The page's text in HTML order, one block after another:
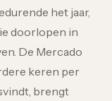
het jaar,
doorlopen in
De Mercado
keren per
brengt